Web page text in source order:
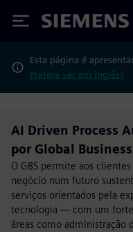
Siemens
Esta página é
Prefere ver em inglês?
AI Driven Process
por Global
O GBS permite aos
negócio num futuro
serviços orientados pela
tecnologia — com um
áreas como administração